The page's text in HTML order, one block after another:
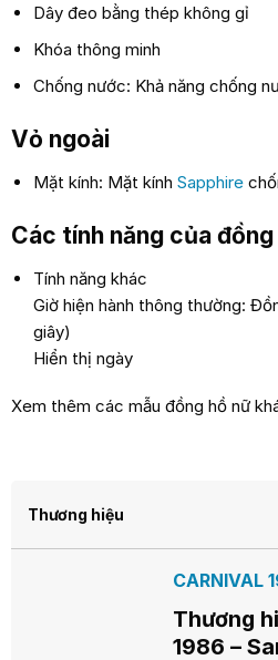
Dây đeo bằng thép không gỉ
Khóa thông minh
Chống nước: Khả năng chống
Vỏ ngoài
Mặt kính: Mặt kính Sapphire
Các tính năng của đồng
Tính năng khác
Giờ hiện hành thông thường:
giây)
Hiển thị ngày
Xem thêm các mẫu đồng hồ nữ
Thương hiệu
CARNIVAL
Thương
1986 –